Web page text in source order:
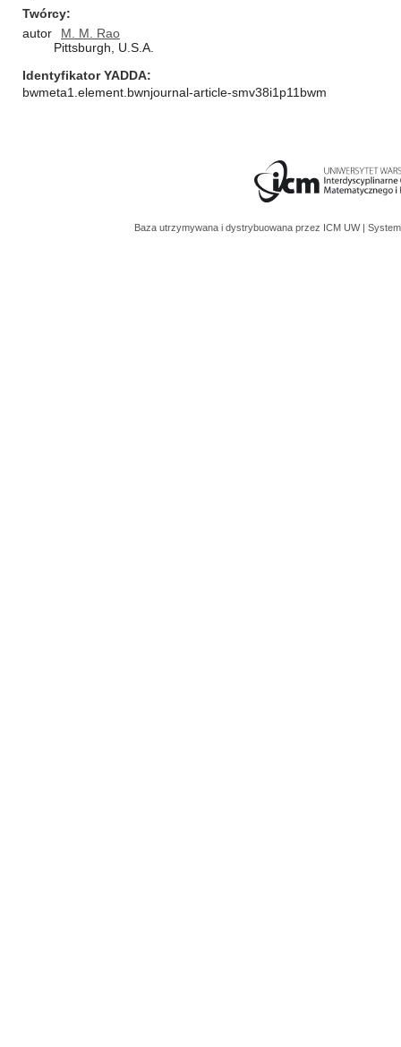
Twórcy
autor
M. M. Rao
Pittsburgh, U.S.A.
Identyfikator YADDA
bwmeta1.element.bwnjournal-article-smv38i1p11bwm
Baza utrzymywana i dystrybuowana przez ICM UW |